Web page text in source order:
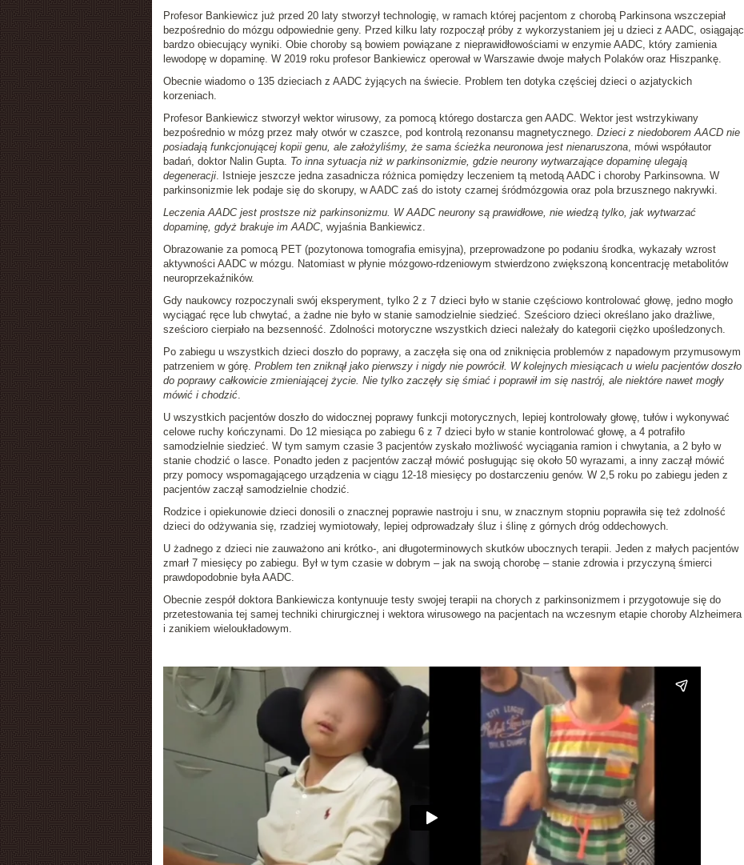
Profesor Bankiewicz już przed 20 laty stworzył technologię, w ramach której pacjentom z chorobą Parkinsona wszczepiał
bezpośrednio do mózgu odpowiednie geny. Przed kilku laty rozpoczął próby z wykorzystaniem jej u dzieci z AADC, osiągając
bardzo obiecujący wyniki. Obie choroby są bowiem powiązane z nieprawidłowościami w enzymie AADC, który zamienia
lewodopę w dopaminę. W 2019 roku profesor Bankiewicz operował w Warszawie dwoje małych Polaków oraz Hiszpankę.
Obecnie wiadomo o 135 dzieciach z AADC żyjących na świecie. Problem ten dotyka częściej dzieci o azjatyckich
korzeniach.
Profesor Bankiewicz stworzył wektor wirusowy, za pomocą którego dostarcza gen AADC. Wektor jest wstrzykiwany
bezpośrednio w mózg przez mały otwór w czaszce, pod kontrolą rezonansu magnetycznego. Dzieci z niedoborem AACD nie
posiadają funkcjonującej kopii genu, ale założyliśmy, że sama ścieżka neuronowa jest nienaruszona, mówi współautor
badań, doktor Nalin Gupta. To inna sytuacja niż w parkinsonizmie, gdzie neurony wytwarzające dopaminę ulegają
degeneracji. Istnieje jeszcze jedna zasadnicza różnica pomiędzy leczeniem tą metodą AADC i choroby Parkinsowna. W
parkinsonizmie lek podaje się do skorupy, w AADC zaś do istoty czarnej śródmózgowia oraz pola brzusznego nakrywki.
Leczenia AADC jest prostsze niż parkinsonizmu. W AADC neurony są prawidłowe, nie wiedzą tylko, jak wytwarzać
dopaminę, gdyż brakuje im AADC, wyjaśnia Bankiewicz.
Obrazowanie za pomocą PET (pozytonowa tomografia emisyjna), przeprowadzone po podaniu środka, wykazały wzrost
aktywności AADC w mózgu. Natomiast w płynie mózgowo-rdzeniowym stwierdzono zwiększoną koncentrację metabolitów
neuroprzekaźników.
Gdy naukowcy rozpoczynali swój eksperyment, tylko 2 z 7 dzieci było w stanie częściowo kontrolować głowę, jedno mogło
wyciągać ręce lub chwytać, a żadne nie było w stanie samodzielnie siedzieć. Sześcioro dzieci określano jako drażliwe,
sześcioro cierpiało na bezsenność. Zdolności motoryczne wszystkich dzieci należały do kategorii ciężko upośledzonych.
Po zabiegu u wszystkich dzieci doszło do poprawy, a zaczęła się ona od zniknięcia problemów z napadowym przymusowym
patrzeniem w górę. Problem ten zniknął jako pierwszy i nigdy nie powrócił. W kolejnych miesiącach u wielu pacjentów doszło
do poprawy całkowicie zmieniającej życie. Nie tylko zaczęły się śmiać i poprawił im się nastrój, ale niektóre nawet mogły
mówić i chodzić.
U wszystkich pacjentów doszło do widocznej poprawy funkcji motorycznych, lepiej kontrolowały głowę, tułów i wykonywać
celowe ruchy kończynami. Do 12 miesiąca po zabiegu 6 z 7 dzieci było w stanie kontrolować głowę, a 4 potrafiło
samodzielnie siedzieć. W tym samym czasie 3 pacjentów zyskało możliwość wyciągania ramion i chwytania, a 2 było w
stanie chodzić o lasce. Ponadto jeden z pacjentów zaczął mówić posługując się około 50 wyrazami, a inny zaczął mówić
przy pomocy wspomagającego urządzenia w ciągu 12-18 miesięcy po dostarczeniu genów. W 2,5 roku po zabiegu jeden z
pacjentów zaczął samodzielnie chodzić.
Rodzice i opiekunowie dzieci donosili o znacznej poprawie nastroju i snu, w znacznym stopniu poprawiła się też zdolność
dzieci do odżywania się, rzadziej wymiotowały, lepiej odprowadzały śluz i ślinę z górnych dróg oddechowych.
U żadnego z dzieci nie zauważono ani krótko-, ani długoterminowych skutków ubocznych terapii. Jeden z małych pacjentów
zmarł 7 miesięcy po zabiegu. Był w tym czasie w dobrym – jak na swoją chorobę – stanie zdrowia i przyczyną śmierci
prawdopodobnie była AADC.
Obecnie zespół doktora Bankiewicza kontynuuje testy swojej terapii na chorych z parkinsonizmem i przygotowuje się do
przetestowania tej samej techniki chirurgicznej i wektora wirusowego na pacjentach na wczesnym etapie choroby Alzheimera
i zanikiem wieloukładowym.